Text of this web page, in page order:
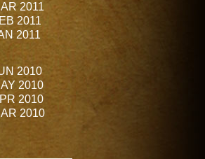
2011
2011
2011
2010
2010
2010
2010